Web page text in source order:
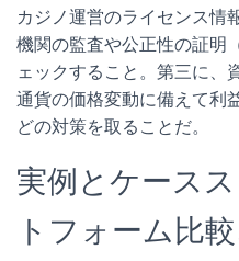
カジノ運営のライセンス情
機関の監査や公正性の証明
ェックすること。第三に、
通貨の価格変動に備えて利
どの対策を取ることだ。
実例とケース
トフォーム比